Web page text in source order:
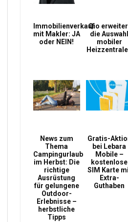
Immobilienverkauf
mit Makler: JA
oder NEIN!
Qio
die Auswahl
mobiler
News zum
Thema
Campingurlaub
im Herbst: Die
richtige
Ausrüstung
für gelungene
Outdoor-
Erlebnisse –
herbstliche
Tipps
Gratis-
bei Lebara
Mobile –
kostenlose
SIM Karte
Extra-
Guthaben